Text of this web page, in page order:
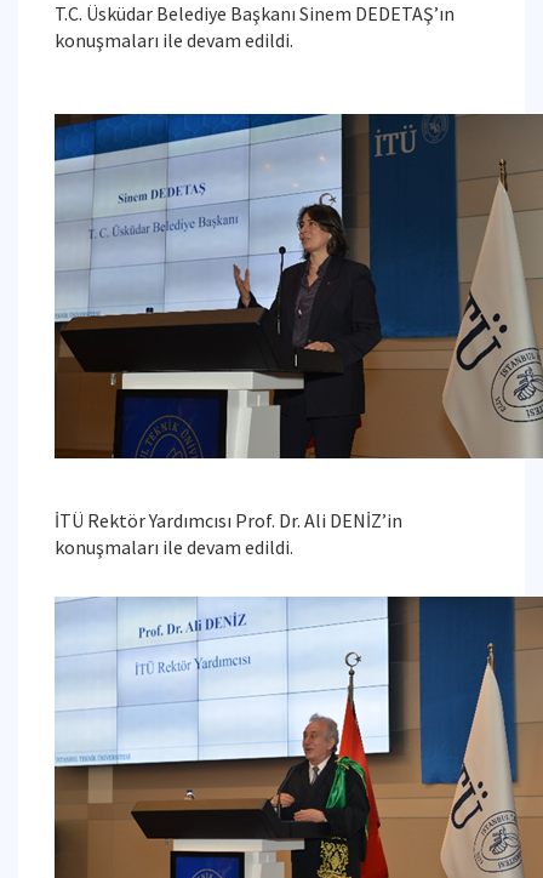
T.C. Üsküdar Belediye Başkanı Sinem DEDETAŞ’ın
konuşmaları ile devam edildi.
İTÜ Rektör Yardımcısı Prof. Dr. Ali DENİZ’in
konuşmaları ile devam edildi.